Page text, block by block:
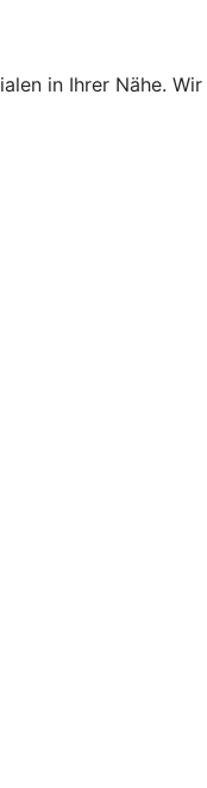
in Ihrer Nähe. Wir